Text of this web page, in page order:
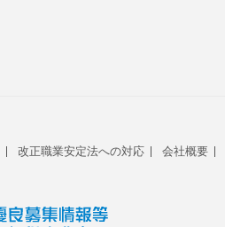
改正職業安定法への対応 会社概要